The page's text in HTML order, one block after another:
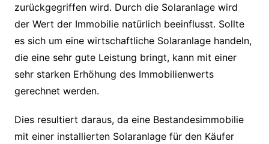
zurückgegriffen wird. Durch die Solaranlage wird
der Wert der Immobilie natürlich beeinflusst. Sollte
es sich um eine wirtschaftliche Solaranlage handeln,
die eine sehr gute Leistung bringt, kann mit einer
sehr starken Erhöhung des Immobilienwerts
gerechnet werden.
Dies resultiert daraus, da eine Bestandesimmobilie
mit einer installierten Solaranlage für den Käufer